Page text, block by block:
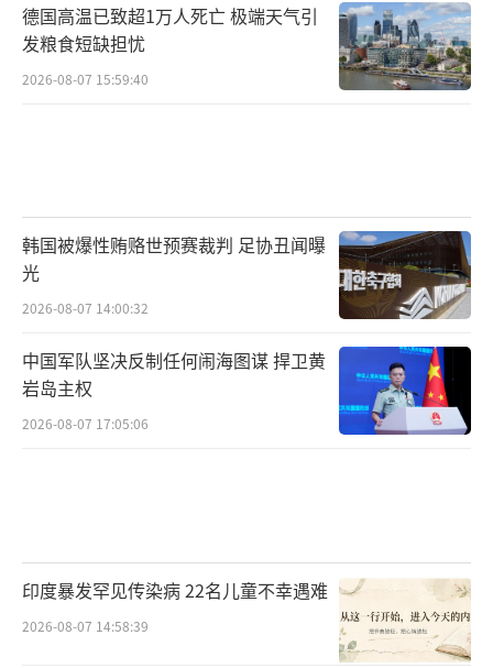
德国高温已致超1万人死亡 极端天气引
发粮食短缺担忧
2026-08-07 15:59:40
韩国被爆性贿赂世预赛裁判 足协丑闻曝
光
2026-08-07 14:00:32
中国军队坚决反制任何闹海图谋 捍卫黄
岩岛主权
2026-08-07 17:05:06
印度暴发罕见传染病 22名儿童不幸遇难
2026-08-07 14:58:39